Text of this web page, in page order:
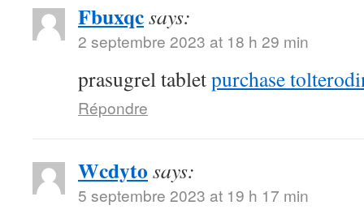
Fbuxqcsays:
2 septembre 2023 at 18 h 29 min
prasugrel tabletpurchase
Répondre
Wcdyto says:
5 septembre 2023 at 19 h 17 min